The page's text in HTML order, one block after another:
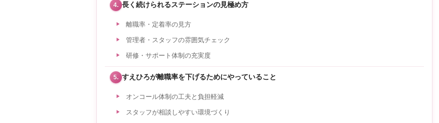
4. 長く続けられるステーションの見極め方
離職率・定着率の見方
管理者・スタッフの雰囲気チェック
研修・サポート体制の充実度
5. すえひろが離職率を下げるためにやっていること
オンコール体制の工夫と負担軽減
スタッフが相談しやすい環境づくり